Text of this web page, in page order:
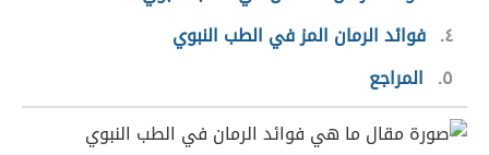
٤ فوائد الرمان المز في الطب النبوي
٥
المراجع